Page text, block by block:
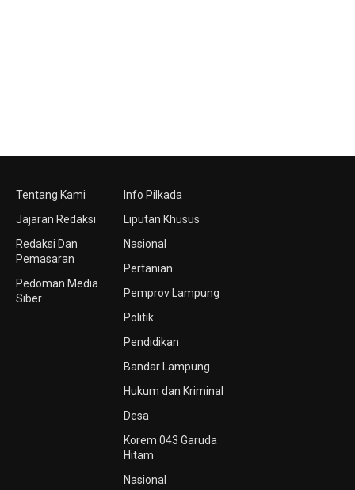
Tentang Kami
Jajaran Redaksi
Redaksi Dan
Pemasaran
Pedoman Media
Siber
Info Pilkada
Liputan Khusus
Nasional
Pertanian
Pemprov Lampung
Politik
Pendidikan
Bandar Lampung
Hukum dan Kriminal
Desa
Korem 043 Garuda
Hitam
Nasional